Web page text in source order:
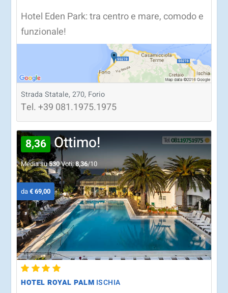
Hotel Eden Park: tra centro e mare, comodo e
funzionale!
Strada Statale, 270, Forio
Tel.+39 081.1975.1975
8,36 Ottimo!
Media su530Voti:8,36/10
da€ 69,00
HOTEL ROYAL PALM ISCHIA